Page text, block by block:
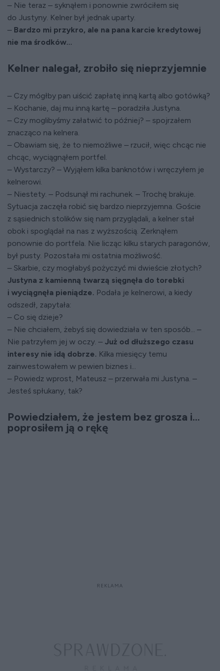
– Nie teraz – syknąłem i ponownie zwróciłem się
do Justyny. Kelner był jednak uparty.
– Bardzo mi przykro, ale na pana karcie kredytowej
nie ma środków...
Kelner nalegał, zrobiło się nieprzyjemnie
– Czy mógłby pan uiścić zapłatę inną kartą albo gotówką?
– Kochanie, daj mu inną kartę – poradziła Justyna.
– Czy moglibyśmy załatwić to później? – spojrzałem
znacząco na kelnera.
– Obawiam się, że to niemożliwe – rzucił, więc chcąc nie
chcąc, wyciągnąłem portfel.
– Wystarczy? – Wyjąłem kilka banknotów i wręczyłem je
kelnerowi.
– Niestety. – Podsunął mi rachunek. – Trochę brakuje.
Sytuacja zaczęła robić się bardzo nieprzyjemna. Goście
z sąsiednich stolików się nam przyglądali, a kelner stał
obok i spoglądał na nas z wyższością. Zerknąłem
ponownie do portfela. Nie licząc kilku starych paragonów,
był pusty. Pozostała mi ostatnia możliwość.
– Skarbie, czy mogłabyś pożyczyć mi dwieście złotych?
Justyna z kamienną twarzą sięgnęła do torebki
i wyciągnęła pieniądze. Podała je kelnerowi, a kiedy
odszedł, zapytała:
– Co się dzieje?
– Nie chciałem, żebyś się dowiedziała w ten sposób... –
Nie patrzyłem jej w oczy. – Już od dłuższego czasu
interesy nie idą dobrze. Kilka miesięcy temu
zainwestowałem w pewien biznes i...
– Powiedz wprost, Mateusz – przerwała mi Justyna. –
Jesteś spłukany, tak?
Powiedziałem, że jestem bez grosza i...
poprosiłem ją o rękę